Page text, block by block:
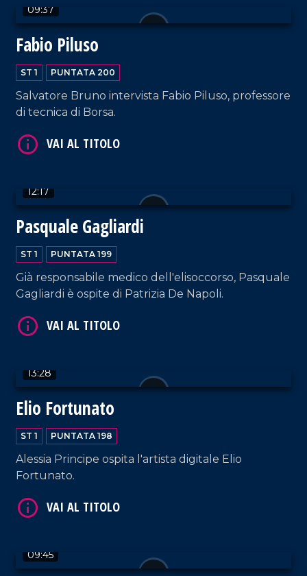
09:37
Fabio Piluso
ST 1 PUNTATA 200
Salvatore Bruno intervista Fabio Piluso, professore
di tecnica di Borsa.
12:17
Pasquale Gagliardi
ST 1 PUNTATA 199
Già responsabile medico dell'elisoccorso, Pasquale
Gagliardi è ospite di Patrizia De Napoli.
13:28
Elio Fortunato
ST 1 PUNTATA 198
Alessia Principe ospita l'artista digitale Elio
Fortunato.
09:45
VAI AL TITOLO
VAI AL TITOLO